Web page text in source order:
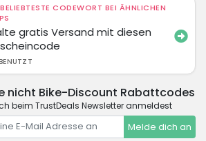
CODEWORT BEI ÄHNLICHEN
gratis Versand mit diesen
nicht Bike-Discount Rabattcodes
beim TrustDeals Newsletter anmeldest
Melde dich an